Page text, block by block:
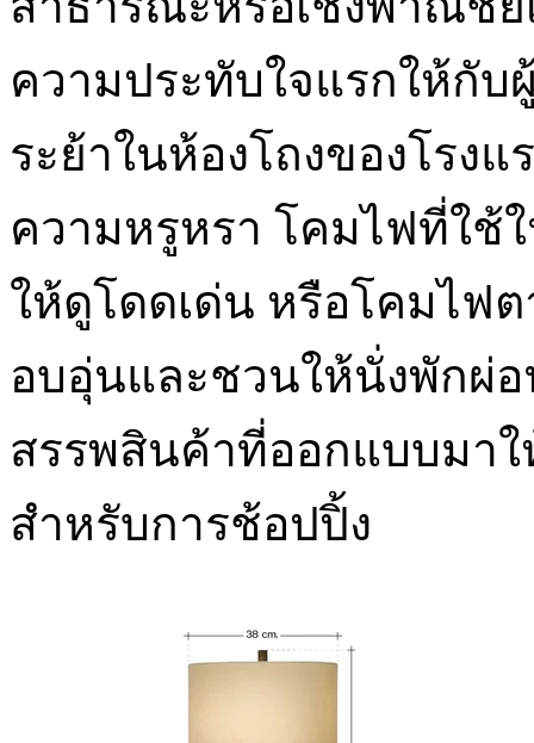
ความประทับใจแรกให้กับ
ระย้าในห้องโถงของโรง
ความหรูหรา โคมไฟที่ใช้
ให้ดูโดดเด่น หรือโคมไฟ
อบอุ่นและชวนให้นั่งพักผ่
สรรพสินค้าที่ออกแบบมาใ
สำหรับการช้อปปิ้ง